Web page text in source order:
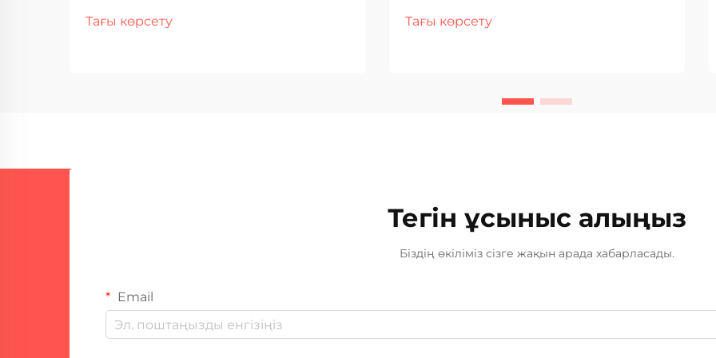
трансформациялық жетістік болып
Тағы көрсету
бөлшектермен жұмыс істегенде
Тағы көрсету
Тегін ұсыныс алыңыз
Біздің өкіліміз сізге жақын арада хабарласады.
Email